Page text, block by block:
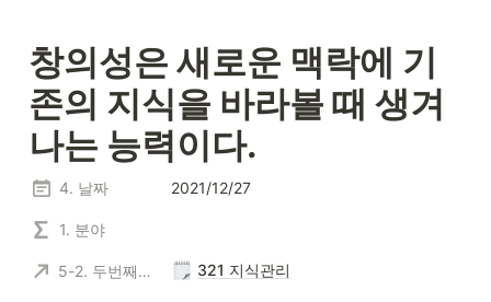
창의성은 새로운 맥락에 기
존의 지식을 바라볼 때 생겨
나는 능력이다.
4. 날짜 2021/12/27
1. 분야
5-2. 두번째 뇌 321 지식관리